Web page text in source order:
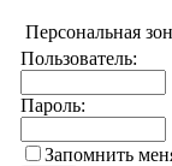
Персональная
Пользователь:
Пароль:
Запомнить